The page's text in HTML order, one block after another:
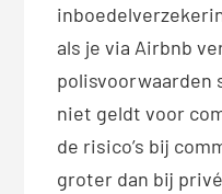
als je via Airbnb
polisvoorwaarden
niet geldt voor
de risico’s bij
groter dan bij